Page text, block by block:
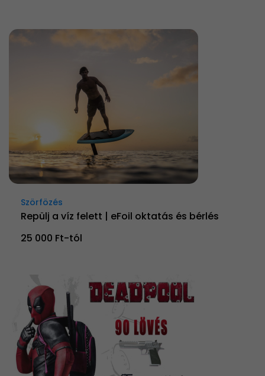
Szörfözés
Repülj a víz felett | eFoil oktatás és bérlés
25 000 Ft-tól